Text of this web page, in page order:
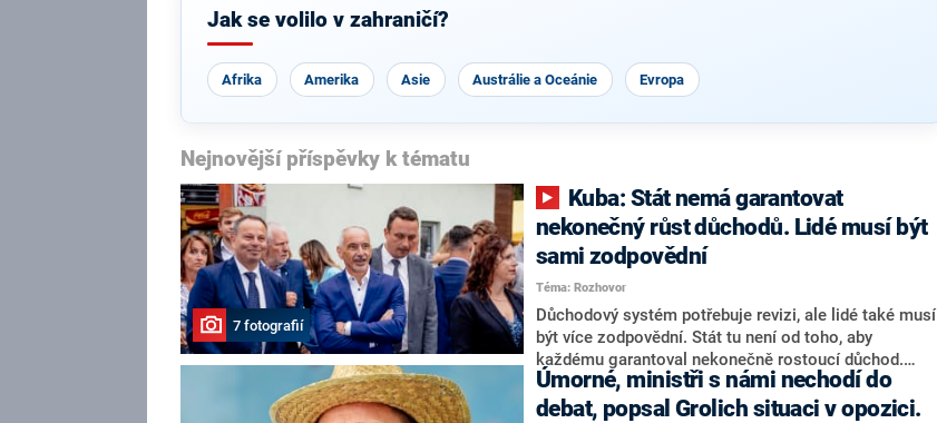
Jak se volilo v zahraničí?
Afrika Amerika Asie Austrálie a Oceánie Evropa
Nejnovější příspěvky k tématu
7 fotografií
nekonečný růst důchodů. Lidé musí být
sami zodpovědní
Téma: Rozhovor
Důchodový systém potřebuje revizi, ale lidé také musí
být více zodpovědní. Stát tu není od toho, aby
každému garantoval nekonečně rostoucí důchod.
Chybí tu nový systém a my ho představíme,řekl
hejtman Jihočeského kraje a předseda hnutí Naše
Úmorné, ministři s námi nechodí do
debat, popsal Grolich situaci v opozici.